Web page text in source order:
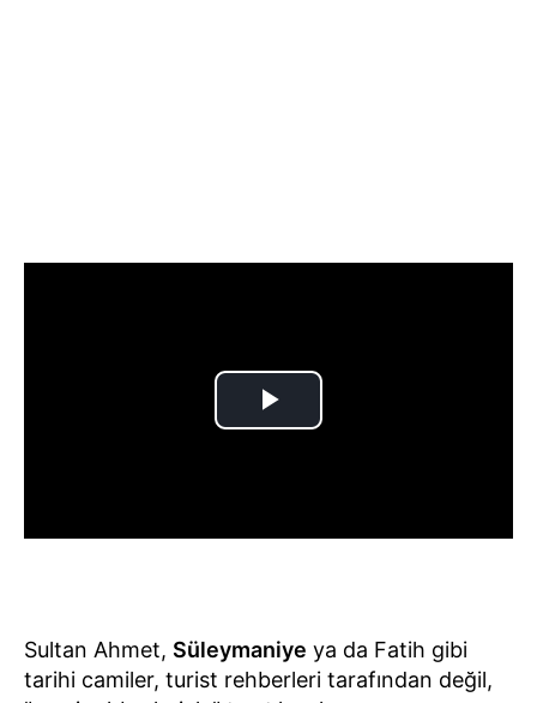
Sultan Ahmet, Süleymaniye ya da Fatih gibi
tarihi camiler, turist rehberleri tarafından değil,